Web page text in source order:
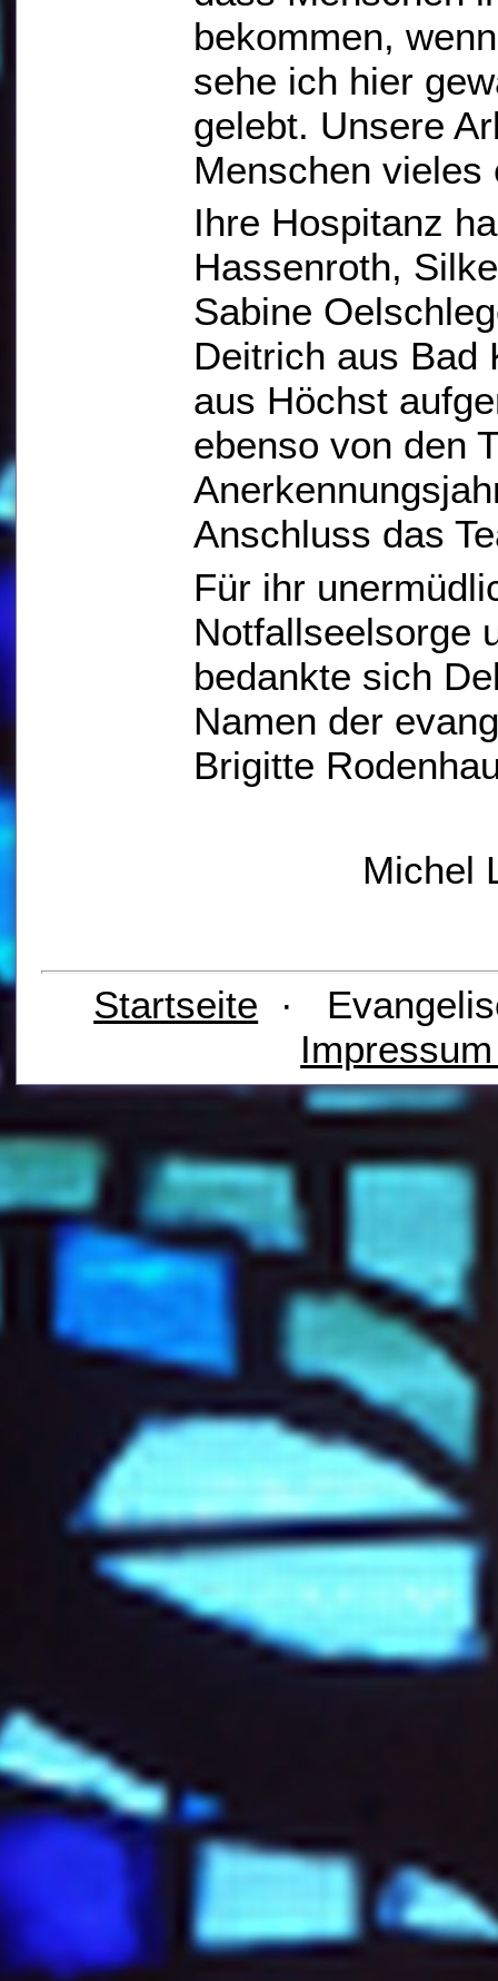
bekommen,
sehe ich hier
gelebt. Unsere
Menschen vieles
Ihre Hospitanz
Hassenroth,
Sabine
Deitrich aus Bad
aus Höchst
ebenso von den
Anschluss das
Für ihr
Notfallseelsorge
bedankte sich
Namen der
Brigitte
Michel
Startseite ·